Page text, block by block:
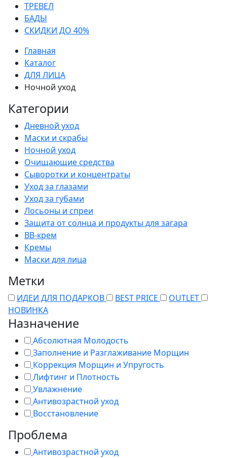
ТРЕВЕЛ
БАДЫ
СКИДКИ ДО 40%
Главная
Каталог
ДЛЯ ЛИЦА
Ночной уход
Категории
Дневной уход
Маски и скрабы
Ночной уход
Очищающие средства
Сыворотки и концентраты
Уход за глазами
Уход за губами
Лосьоны и спреи
Защита от солнца и продукты для загара
ВВ-крем
Кремы
Маски для лица
Метки
ИДЕИ ДЛЯ ПОДАРКОВ BEST PRICE
OUTLET
НОВИНКА
Назначение
Абсолютная Молодость
Заполнение и Разглаживание Морщин
Коррекция Морщин и Упругость
Лифтинг и Плотность
Увлажнение
Антивозрастной уход
Восстановление
Проблема
Антивозрастной уход